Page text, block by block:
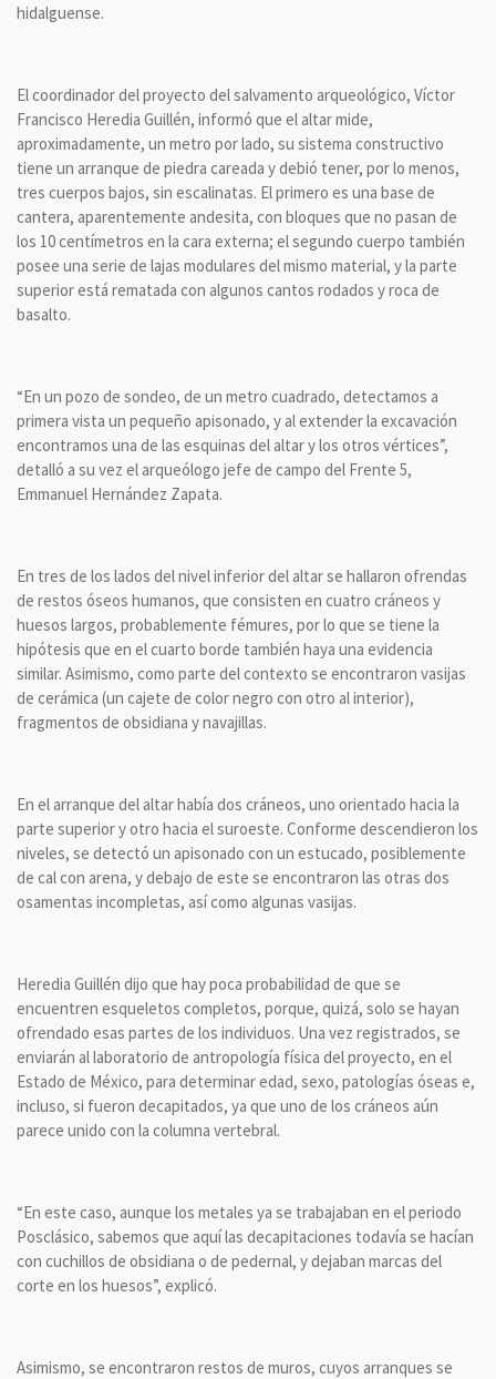
hidalguense.
El coordinador del proyecto del salvamento arqueológico, Víctor
Francisco Heredia Guillén, informó que el altar mide,
aproximadamente, un metro por lado, su sistema constructivo
tiene un arranque de piedra careada y debió tener, por lo menos,
tres cuerpos bajos, sin escalinatas. El primero es una base de
cantera, aparentemente andesita, con bloques que no pasan de
los 10 centímetros en la cara externa; el segundo cuerpo también
posee una serie de lajas modulares del mismo material, y la parte
superior está rematada con algunos cantos rodados y roca de
basalto.
“En un pozo de sondeo, de un metro cuadrado, detectamos a
primera vista un pequeño apisonado, y al extender la excavación
encontramos una de las esquinas del altar y los otros vértices”,
detalló a su vez el arqueólogo jefe de campo del Frente 5,
Emmanuel Hernández Zapata.
En tres de los lados del nivel inferior del altar se hallaron ofrendas
de restos óseos humanos, que consisten en cuatro cráneos y
huesos largos, probablemente fémures, por lo que se tiene la
hipótesis que en el cuarto borde también haya una evidencia
similar. Asimismo, como parte del contexto se encontraron vasijas
de cerámica (un cajete de color negro con otro al interior),
fragmentos de obsidiana y navajillas.
En el arranque del altar había dos cráneos, uno orientado hacia la
parte superior y otro hacia el suroeste. Conforme descendieron los
niveles, se detectó un apisonado con un estucado, posiblemente
de cal con arena, y debajo de este se encontraron las otras dos
osamentas incompletas, así como algunas vasijas.
Heredia Guillén dijo que hay poca probabilidad de que se
encuentren esqueletos completos, porque, quizá, solo se hayan
ofrendado esas partes de los individuos. Una vez registrados, se
enviarán al laboratorio de antropología física del proyecto, en el
Estado de México, para determinar edad, sexo, patologías óseas e,
incluso, si fueron decapitados, ya que uno de los cráneos aún
parece unido con la columna vertebral.
“En este caso, aunque los metales ya se trabajaban en el periodo
Posclásico, sabemos que aquí las decapitaciones todavía se hacían
con cuchillos de obsidiana o de pedernal, y dejaban marcas del
corte en los huesos”, explicó.
Asimismo, se encontraron restos de muros, cuyos arranques se